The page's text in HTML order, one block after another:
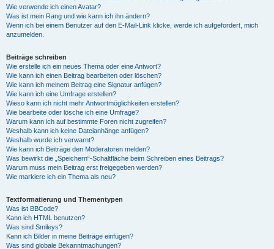
Wie verwende ich einen Avatar?
Was ist mein Rang und wie kann ich ihn ändern?
Wenn ich bei einem Benutzer auf den E-Mail-Link klicke, werde ich aufgefordert, mich
anzumelden.
Beiträge schreiben
Wie erstelle ich ein neues Thema oder eine Antwort?
Wie kann ich einen Beitrag bearbeiten oder löschen?
Wie kann ich meinem Beitrag eine Signatur anfügen?
Wie kann ich eine Umfrage erstellen?
Wieso kann ich nicht mehr Antwortmöglichkeiten erstellen?
Wie bearbeite oder lösche ich eine Umfrage?
Warum kann ich auf bestimmte Foren nicht zugreifen?
Weshalb kann ich keine Dateianhänge anfügen?
Weshalb wurde ich verwarnt?
Wie kann ich Beiträge den Moderatoren melden?
Was bewirkt die „Speichern“-Schaltfläche beim Schreiben eines Beitrags?
Warum muss mein Beitrag erst freigegeben werden?
Wie markiere ich ein Thema als neu?
Textformatierung und Thementypen
Was ist BBCode?
Kann ich HTML benutzen?
Was sind Smileys?
Kann ich Bilder in meine Beiträge einfügen?
Was sind globale Bekanntmachungen?